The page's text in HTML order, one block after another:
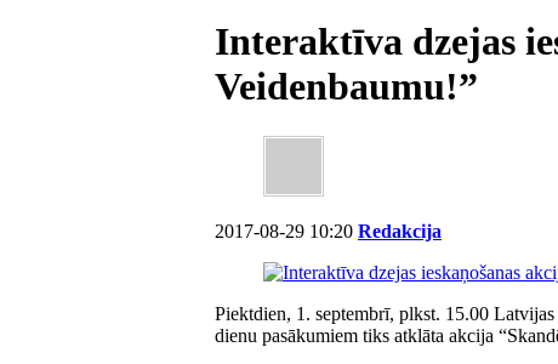
Interaktīva dzejas
Veidenbaumu!”
2017-08-29 10:20 Redakcija
Piektdien, 1. septembrī, plkst. 15.00
dienu pasākumiem tiks atklāta akcija